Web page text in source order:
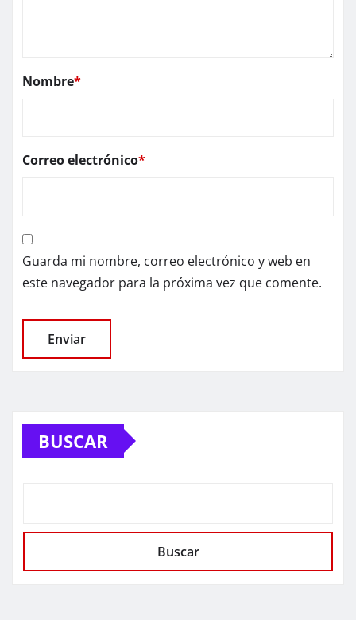
Nombre*
Correo electrónico*
Guarda mi nombre, correo electrónico y web en
este navegador para la próxima vez que comente.
BUSCAR
Buscar